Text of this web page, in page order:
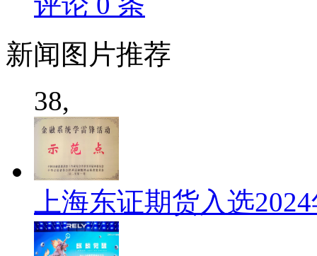
新闻 图片推荐
38,
上海东证期货入选